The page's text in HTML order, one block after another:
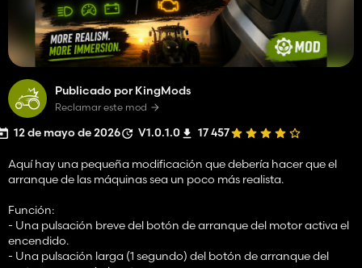
Publicado por KingMods
Reclamar este mod
12 de mayo de 2026 V1.0.1.0 17 457
Aquí hay una pequeña modificación que debería hacer que el
arranque de las máquinas sea un poco más realista.
Función:
- Una pulsación breve del botón de arranque del motor activa el
encendido.
- Una pulsación larga (1 segundo) del botón de arranque del